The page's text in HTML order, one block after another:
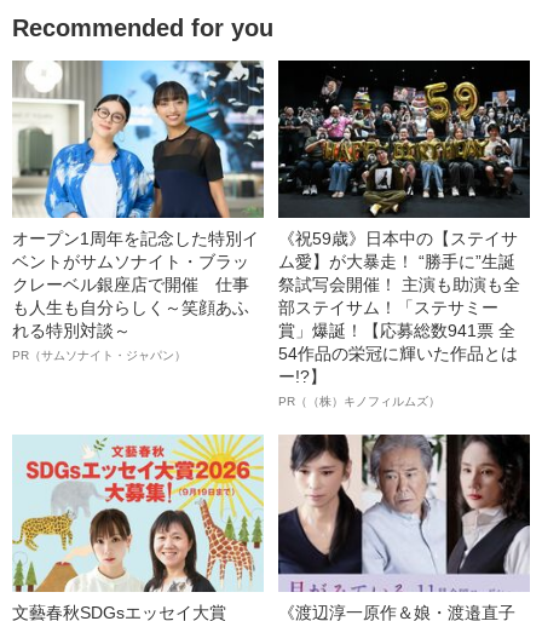
Recommended for you
オープン1周年を記念した特別イ
ベントがサムソナイト・ブラッ
クレーベル銀座店で開催 仕事
も人生も自分らしく～笑顔あふ
れる特別対談～
PR（サムソナイト・ジャパン）
《祝59歳》日本中の【ステイサ
ム愛】が大暴走！ “勝手に”生誕
祭試写会開催！ 主演も助演も全
部ステイサム！「ステサミー
賞」爆誕！【応募総数941票 全
54作品の栄冠に輝いた作品とは
ー!?】
PR（（株）キノフィルムズ）
文藝春秋SDGsエッセイ大賞
《渡辺淳一原作＆娘・渡邉直子